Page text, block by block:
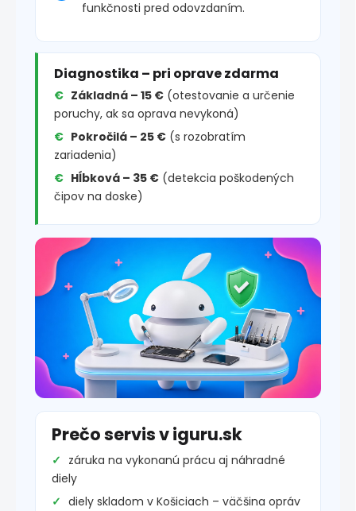
funkčnosti pred odovzdaním.
Diagnostika – pri oprave zdarma
Základná – 15 € (otestovanie a určenie
poruchy, ak sa oprava nevykoná)
Pokročilá – 25 € (s rozobratím
zariadenia)
Hĺbková – 35 € (detekcia poškodených
čipov na doske)
Prečo servis v iguru.sk
záruka na vykonanú prácu aj náhradné
diely
diely skladom v Košiciach – väčšina opráv